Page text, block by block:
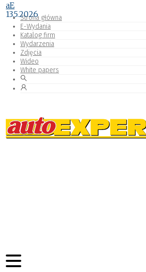
Strona główna
E-Wydania
Katalog firm
Wydarzenia
Zdjęcia
Wideo
White papers
aE
13.5.2026